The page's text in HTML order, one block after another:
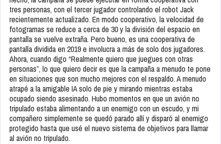
tres personas, con el tercer jugador controlando el robot Jack
recientemente actualizado. En modo cooperativo, la velocidad de
fotogramas se reduce a cerca de 30 y la división del espacio en
pantalla se vuelve extraña. Pero bueno, es una cooperativa de
pantalla dividida en 2019 e involucra a más de solo dos jugadores.
Ahora, cuando digo “Realmente quiero que juegues con otras
personas”, lo que quiero decir es que la campaña a menudo te pone
en situaciones que son mucho mejores con el respaldo. A menudo
atrapé a la amigable IA solo de pie y mirando mientras estaba
ocupado siendo asesinado. Hubo momentos en que un avión no
tripulado estaba alimentando a un enemigo con un escudo, y mi
compañero simplemente se quedó parado allí y disparó al enemigo
protegido hasta que usé el nuevo sistema de objetivos para llamar
al avión no tripulado.